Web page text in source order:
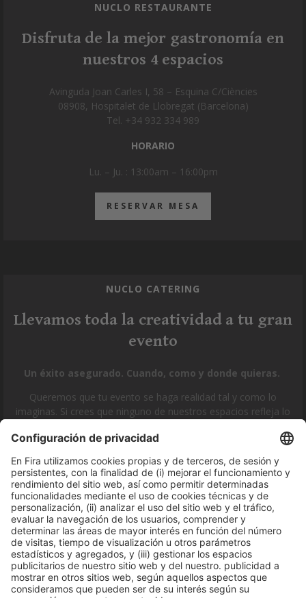
NUCLO RESTAURANTE
Disfruta de la mejor gastronomía en
nuestros 4 espacios
Avinguda Joan Carles I, 58 – Esquina C/Ciències
08908, Hospitalet de Llobregat (Barcelona)
Tel. +34 932 334 989
HORARIO
Lu. – Ju. : 13:00am – 16:00pm
RESERVAR MESA
NUCLO CATERING
Llevamos toda la creatividad a tu gran
evento
Un éxito asegurado. Cuando, como y donde quieras.
Queremos que tu evento se haga realidad tal y como lo
imaginas. Si crees que ninguno de nuestros espacios refleja lo
que mejor se adapte a tus necesidades.
CONTRÁTANOS
Avenida Joan Carles I,
58 – Esquina C/Ciències